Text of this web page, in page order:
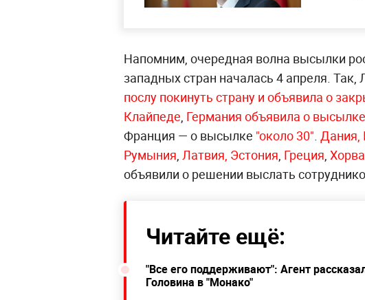
Напомним, очередная волна высылки
западных стран началась 4 апреля. Так,
послу покинуть страну и объявила о
Клайпеде, Германия объявила о
Франция — о высылке "около 30". Дания,
Румыния, Латвия, Эстония, Греция,
объявили о решении выслать
Читайте ещё:
"Все его поддерживают": Агент
Головина в "Монако"